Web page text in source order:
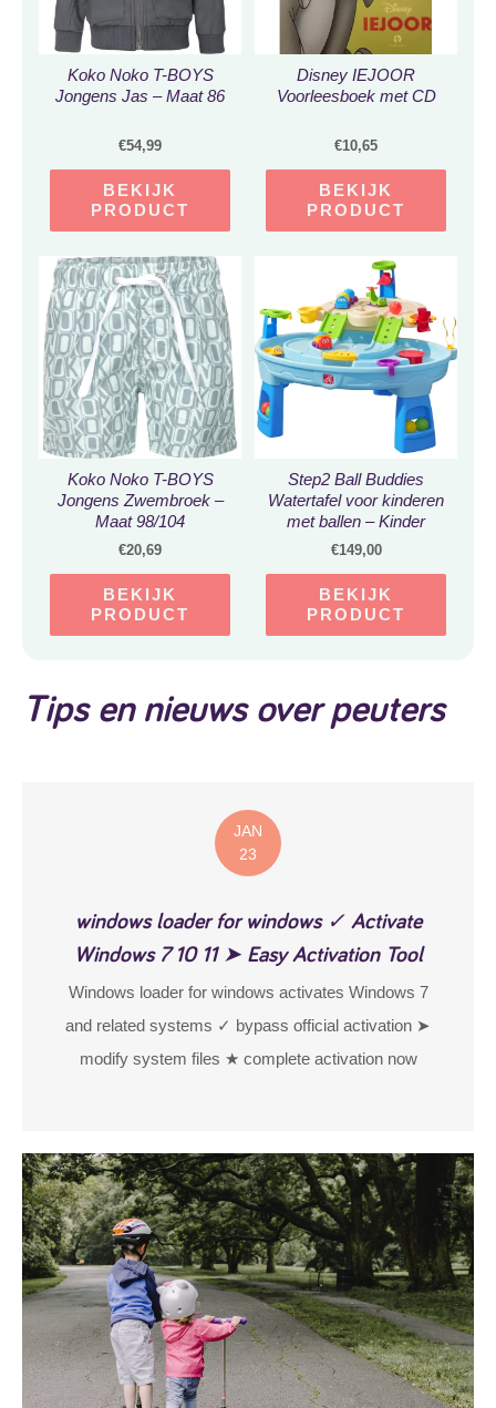
Koko Noko T-BOYS
Jongens Jas – Maat 86
€54,99
BEKIJK
PRODUCT
Disney IEJOOR
Voorleesboek met CD
€10,65
BEKIJK
PRODUCT
Koko Noko T-BOYS
Jongens Zwembroek –
Maat 98/104
€20,69
BEKIJK
PRODUCT
Step2 Ball Buddies
Watertafel voor kinderen
met ballen – Kinder
speelgoed van kunststof
ballen – Speelgoed
activiteitentafel voor
€149,00
BEKIJK
PRODUCT
Tips en nieuws over peuters
JAN
23
windows loader for windows ✓ Activate
Windows 7 10 11 ➤ Easy Activation Tool
Windows loader for windows activates Windows 7
and related systems ✓ bypass official activation ➤
modify system files ★ complete activation now